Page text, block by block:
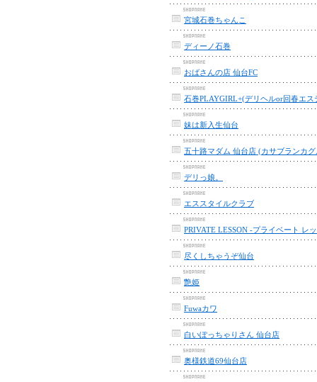
宮城石巻ちゃんこ
ディーノ石巻
おばさんの店 仙台FC
石巻PLAYGIRL+(デリヘルor回春エス
妹は新入生仙台
五十路マダム 仙台店 (カサブランカ
デリっ娘。
エススタイルクラブ
PRIVATE LESSON -プライベート レ
尽くしちゃうぞ仙台
艶姫
Fuwaカワ
白いぽっちゃりさん 仙台店
奥様鉄道69仙台店